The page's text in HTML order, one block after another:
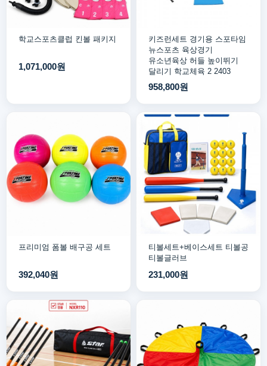
학교스포츠클럽 킨볼 패키지
1,071,000원
키즈런세트 경기용 스포타임
뉴스포츠 육상경기
유소년육상 허들 높이뛰기
달리기 학교체육 2 2403
958,800원
프리미엄 폼볼 배구공 세트
392,040원
티볼세트+베이스세트 티볼공
티볼글러브
231,000원